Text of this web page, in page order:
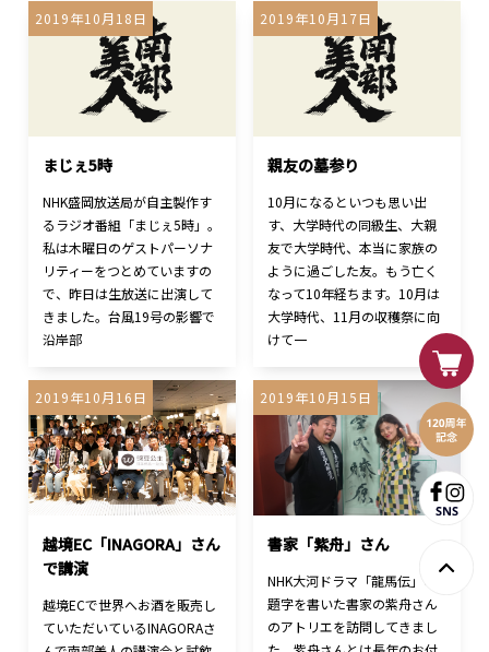
2019年10月18日
まじぇ5時
NHK盛岡放送局が自主製作す
るラジオ番組「まじぇ5時」。
私は木曜日のゲストパーソナ
リティーをつとめていますの
で、昨日は生放送に出演して
きました。台風19号の影響で
沿岸部
2019年10月17日
親友の墓参り
10月になるといつも思い出
す、大学時代の同級生、大親
友で大学時代、本当に家族の
ように過ごした友。もう亡く
なって10年経ちます。10月は
大学時代、11月の収穫祭に向
けて一
2019年10月16日
越境EC「INAGORA」さん
で講演
越境ECで世界へお酒を販売し
ていただいているINAGORAさ
2019年10月15日
書家「紫舟」さん
NHK大河ドラマ「龍馬伝」の
題字を書いた書家の紫舟さん
のアトリエを訪問してきまし